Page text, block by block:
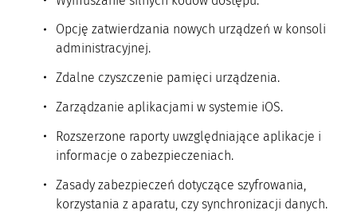
Opcję zatwierdzania nowych urządzeń w konsoli
administracyjnej.
Zdalne czyszczenie pamięci urządzenia.
Zarządzanie aplikacjami w systemie iOS.
Rozszerzone raporty uwzględniające aplikacje i
informacje o zabezpieczeniach.
Zasady zabezpieczeń dotyczące szyfrowania,
korzystania z aparatu, czy synchronizacji danych.